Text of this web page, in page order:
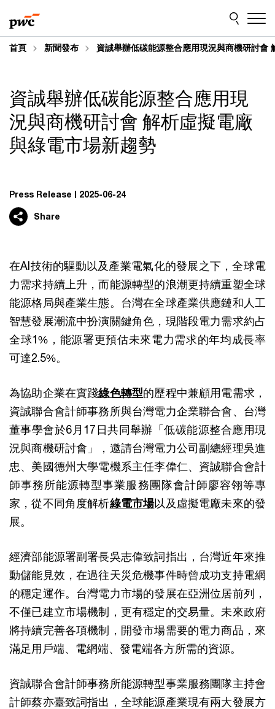
to
content
to
footer
首頁 新聞發布 資誠舉辦低碳能源整合應用現況與商機研討會
資誠舉辦低碳能源整合應用現
況與商機研討會 解析虛擬電廠
與綠電市場新趨勢
Press Release 2025-06-24
Share
在AI技術的驅動以及產業電氣化的發展之下，全球電
力需求持續上升，而能源轉型的浪潮更持續重塑全球
能源格局與產業生態。台灣在全球產業供應鏈和人工
智慧發展潮流中扮演關鍵角色，現階段電力需求約占
全球1%，能源署更預估未來電力需求的年均成長率
可達2.5%。
為協助企業在實踐綠色轉型的歷程中兼顧用電需求，
資誠聯合會計師事務所與台灣電力企業聯合會、台灣
董事學會於6月17日共同舉辦「低碳能源整合應用現
況與商機研討會」，邀請台灣電力公司副總經理吳進
忠、美國德州大學電機系主任李偉仁、資誠聯合會計
師事務所能源轉型事業服務團隊會計師廖容翎等專
家，從不同角度解析綠電市場以及虛擬電廠未來的發
展。
經濟部能源署副署長吳志偉致詞指出，台灣近年來推
動儲能見效，在過往天災危機事件時曾成功支持電網
的穩定運作。台灣電力市場的發展在亞洲位居前列，
不僅已建立市場機制，更有穩定的交易量。未來政府
將持續完善各項機制，開發市場需要的電力商品，來
滿足用戶端、電網端、發電端各方所需的資源。
資誠聯合會計師事務所能源轉型事業服務團隊主持會
計師蔡亦臺致詞指出，全球能源產業現有兩大發展方